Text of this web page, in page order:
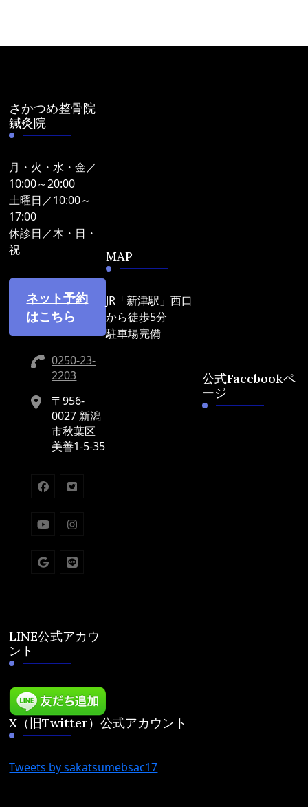
さかつめ整骨院
鍼灸院
月・火・水・金／
10:00～20:00
土曜日／10:00～
17:00
休診日／木・日・
祝
ネット予約
はこちら
0250-23-
2203
〒956-
0027 新潟
市秋葉区
美善1-5-35
LINE公式アカウ
ント
MAP
JR「新津駅」西口
から徒歩5分
駐車場完備
公式Facebookペ
ージ
X（旧Twitter）公式アカウント
Tweets by sakatsumebsac17